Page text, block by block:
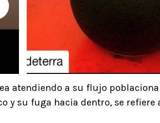
atendiendo a su flujo
y su fuga hacia dentro, se